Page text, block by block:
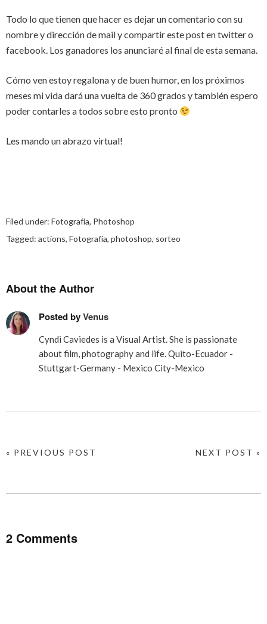
Todo lo que tienen que hacer es dejar un comentario con su
nombre y dirección de mail y compartir este post en twitter o
facebook. Los ganadores los anunciaré al final de esta semana.
Cómo ven estoy regalona y de buen humor, en los próximos
meses mi vida dará una vuelta de 360 grados y también espero
poder contarles a todos sobre esto pronto
Les mando un abrazo virtual!
Filed under: Fotografía, Photoshop
Tagged: actions, Fotografía, photoshop, sorteo
About the Author
Posted byVenus
Cyndi Caviedes is a Visual Artist. She is passionate
about film, photography and life. Quito-Ecuador -
Stuttgart-Germany - Mexico City-Mexico
NEXT POST »
« PREVIOUS POST
2 Comments